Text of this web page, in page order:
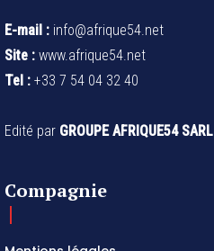
E-mail : info@afrique54.net
Site : www.afrique54.net
Tel : +33 7 54 04 32 40
Edité par GROUPE AFRIQUE54 SARL
Compagnie